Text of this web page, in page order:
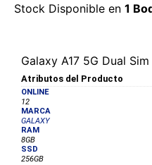
Stock Disponible en 1
Galaxy A17 5G Dual
Atributos del Producto
ONLINE
12
MARCA
GALAXY
RAM
8GB
SSD
256GB